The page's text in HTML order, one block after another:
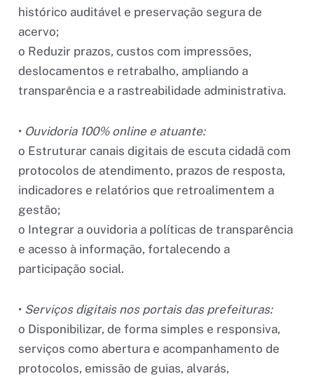
histórico auditável e preservação segura de
acervo;
o Reduzir prazos, custos com impressões,
deslocamentos e retrabalho, ampliando a
transparência e a rastreabilidade administrativa.
• Ouvidoria 100% online e atuante:
o Estruturar canais digitais de escuta cidadã com
protocolos de atendimento, prazos de resposta,
indicadores e relatórios que retroalimentem a
gestão;
o Integrar a ouvidoria a políticas de transparência
e acesso à informação, fortalecendo a
participação social.
• Serviços digitais nos portais das prefeituras:
o Disponibilizar, de forma simples e responsiva,
serviços como abertura e acompanhamento de
protocolos, emissão de guias, alvarás,